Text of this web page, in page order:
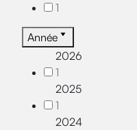
1
Année
2026
1
2025
1
2024